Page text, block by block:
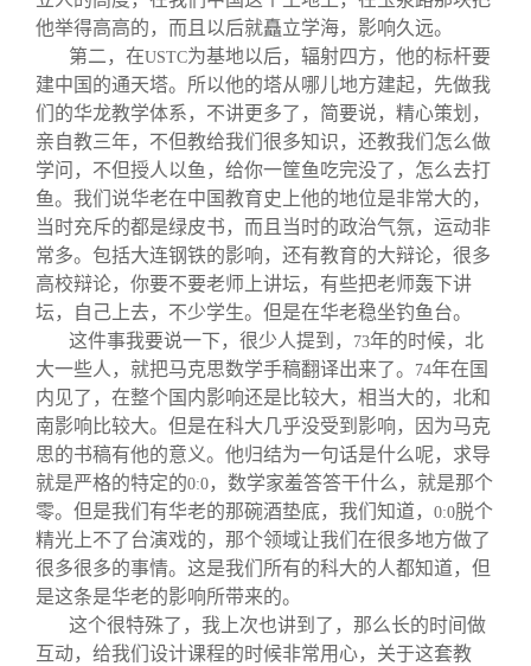
他举得高高的，而且以后就矗立学海，影响久远。
第二，在USTC为基地以后，辐射四方，他的标杆要
建中国的通天塔。所以他的塔从哪儿地方建起，先做我
们的华龙教学体系，不讲更多了，简要说，精心策划，
亲自教三年，不但教给我们很多知识，还教我们怎么做
学问，不但授人以鱼，给你一筐鱼吃完没了，怎么去打
鱼。我们说华老在中国教育史上他的地位是非常大的，
当时充斥的都是绿皮书，而且当时的政治气氛，运动非
常多。包括大连钢铁的影响，还有教育的大辩论，很多
高校辩论，你要不要老师上讲坛，有些把老师轰下讲
坛，自己上去，不少学生。但是在华老稳坐钓鱼台。
这件事我要说一下，很少人提到，
73年的时候，北
大一些人，就把马克思数学手稿翻译出来了。
74年在国
内见了，在整个国内影响还是比较大，相当大的，北和
南影响比较大。但是在科大几乎没受到影响，因为马克
思的书稿有他的意义。他归结为一句话是什么呢，求导
就是严格的特定的0:0 ，数学家羞答答干什么，就是那个
零。但是我们有华老的那碗酒垫底，我们知道， 0:0脱个
精光上不了台演戏的，那个领域让我们在很多地方做了
很多很多的事情。这是我们所有的科大的人都知道，但
是这条是华老的影响所带来的。
这个很特殊了，我上次也讲到了，那么长的时间做
互动，给我们设计课程的时候非常用心，关于这套教